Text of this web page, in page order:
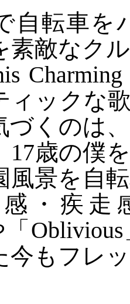
自転車を
素敵なク
ィックな
づくのは
17歳の僕
風景を自
・疾走
「
今もフレ